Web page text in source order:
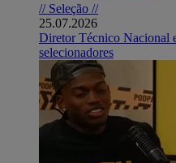
// Seleção //
25.07.2026
Diretor Técnico Nacional
selecionadores